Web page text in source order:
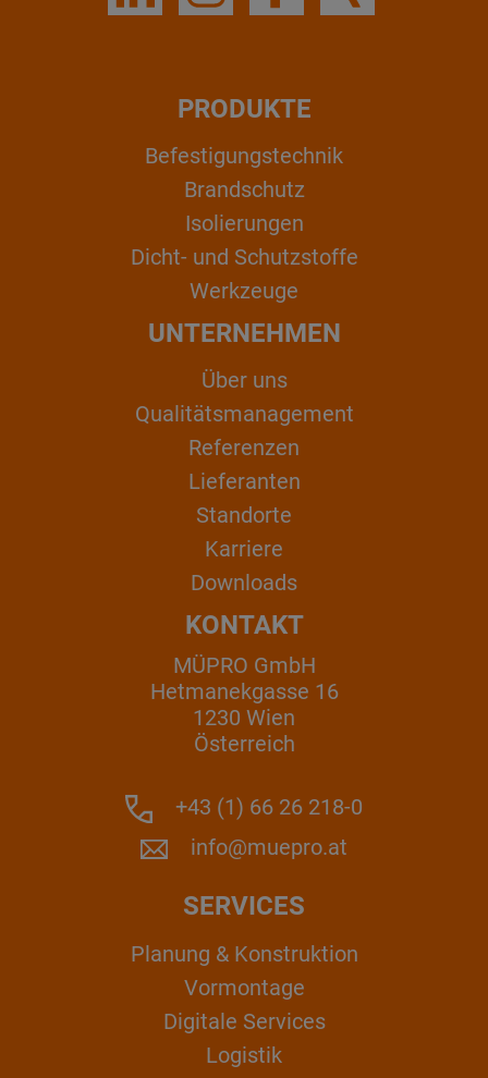
PRODUKTE
Befestigungstechnik
Brandschutz
Isolierungen
Dicht- und Schutzstoffe
Werkzeuge
UNTERNEHMEN
Über uns
Qualitätsmanagement
Referenzen
Lieferanten
Standorte
Karriere
Downloads
KONTAKT
MÜPRO GmbH
Hetmanekgasse 16
1230 Wien
Österreich
+43 (1) 66 26 218-0
info@muepro.at
SERVICES
Planung & Konstruktion
Vormontage
Digitale Services
Logistik